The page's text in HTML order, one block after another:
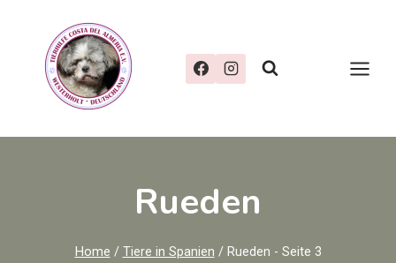
springen
Rueden
Home / Tiere in Spanien / Rueden - Seite 3